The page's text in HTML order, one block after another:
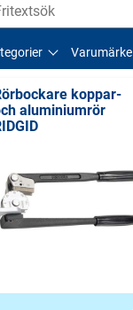
Varumärke
koppar-
aluminiumrör